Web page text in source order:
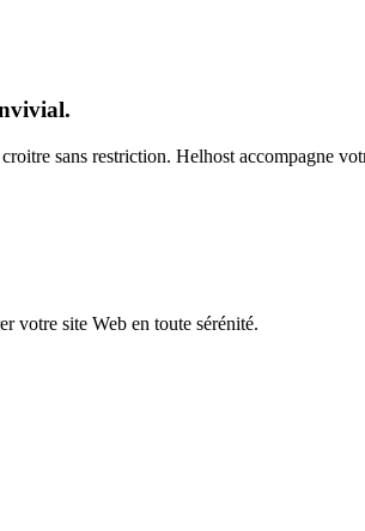
sans restriction. Helhost accompagne
votre site Web en toute sérénité.